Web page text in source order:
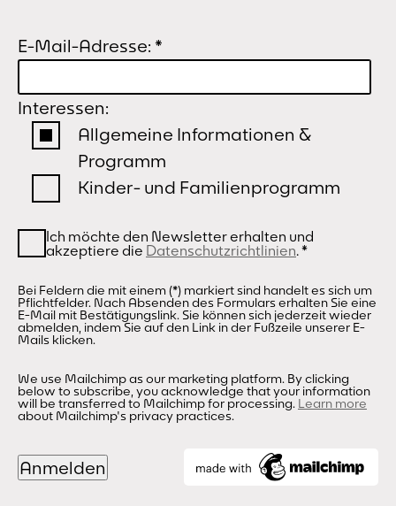
E-Mail-Adresse: *
Interessen:
Allgemeine Informationen &
Programm
Kinder- und Familienprogramm
Ich möchte den Newsletter erhalten und
akzeptiere die Datenschutzrichtlinien.*
Bei Feldern die mit einem (*) markiert sind handelt es sich um
Pflichtfelder. Nach Absenden des Formulars erhalten Sie eine
E-Mail mit Bestätigungslink. Sie können sich jederzeit wieder
abmelden, indem Sie auf den Link in der Fußzeile unserer E-
Mails klicken.
We use Mailchimp as our marketing platform. By clicking
below to subscribe, you acknowledge that your information
will be transferred to Mailchimp for processing. Learn more
about Mailchimp's privacy practices.